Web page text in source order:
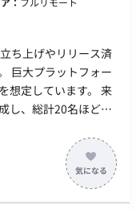
ち上げやリリース済
巨大プラットフォー
想定しています。 来
し、総計20名ほどの
す。 フロントエンド
な気概のある方が好
な推進力が求められ